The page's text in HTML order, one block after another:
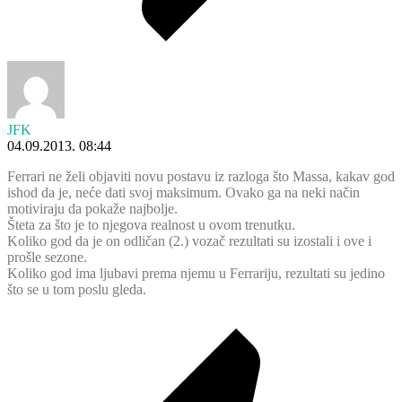
JFK
04.09.2013. 08:44
Ferrari ne želi objaviti novu postavu iz razloga što Massa, kakav god
ishod da je, neće dati svoj maksimum. Ovako ga na neki način
motiviraju da pokaže najbolje.
Šteta za što je to njegova realnost u ovom trenutku.
Koliko god da je on odličan (2.) vozač rezultati su izostali i ove i
prošle sezone.
Koliko god ima ljubavi prema njemu u Ferrariju, rezultati su jedino
što se u tom poslu gleda.